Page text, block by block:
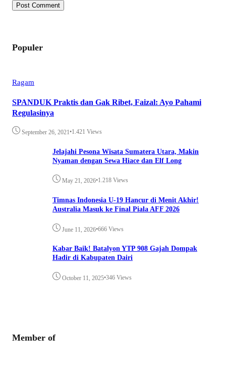
Populer
Ragam
SPANDUK Praktis dan Gak Ribet, Faizal: Ayo Pahami
Regulasinya
September 26, 2021•1.421 Views
Jelajahi Pesona Wisata Sumatera Utara, Makin
Nyaman dengan Sewa Hiace dan Elf Long
May 21, 2026•1.218 Views
Timnas Indonesia U-19 Hancur di Menit Akhir!
Australia Masuk ke Final Piala AFF 2026
June 11, 2026•666 Views
Kabar Baik! Batalyon YTP 908 Gajah Dompak
Hadir di Kabupaten Dairi
October 11, 2025•346 Views
Member of